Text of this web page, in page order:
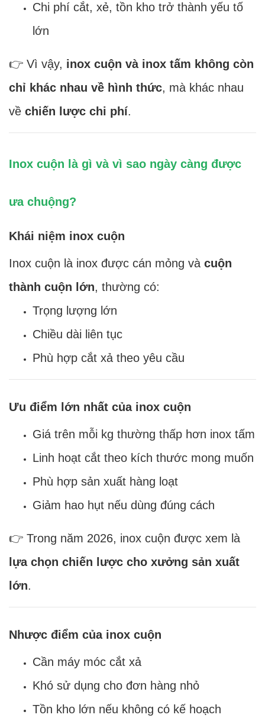
Chi phí cắt, xẻ, tồn kho trở thành yếu tố
lớn
👉 Vì vậy, inox cuộn và inox tấm không còn
chỉ khác nhau về hình thức, mà khác nhau
về chiến lược chi phí.
Inox cuộn là gì và vì sao ngày càng được
ưa chuộng?
Khái niệm inox cuộn
Inox cuộn là inox được cán mỏng và cuộn
thành cuộn lớn, thường có:
Trọng lượng lớn
Chiều dài liên tục
Phù hợp cắt xả theo yêu cầu
Ưu điểm lớn nhất của inox cuộn
Giá trên mỗi kg thường thấp hơn inox tấm
Linh hoạt cắt theo kích thước mong muốn
Phù hợp sản xuất hàng loạt
Giảm hao hụt nếu dùng đúng cách
👉 Trong năm 2026, inox cuộn được xem là
lựa chọn chiến lược cho xưởng sản xuất
lớn.
Nhược điểm của inox cuộn
Cần máy móc cắt xả
Khó sử dụng cho đơn hàng nhỏ
Tồn kho lớn nếu không có kế hoạch